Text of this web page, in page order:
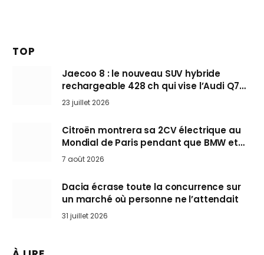
TOP
Jaecoo 8 : le nouveau SUV hybride
rechargeable 428 ch qui vise l’Audi Q7
arrive en Europe cet automne
23 juillet 2026
Citroën montrera sa 2CV électrique au
Mondial de Paris pendant que BMW et
Mini désertent le salon
7 août 2026
Dacia écrase toute la concurrence sur
un marché où personne ne l’attendait
31 juillet 2026